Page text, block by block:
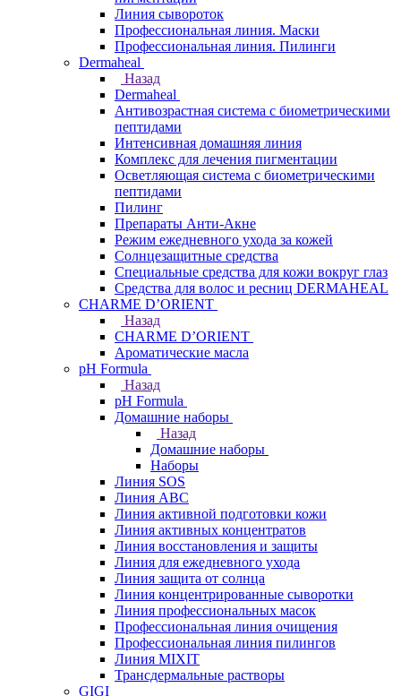
Линия сывороток
Профессиональная линия. Маски
Профессиональная линия. Пилинги
Dermaheal
Назад
Dermaheal
Антивозрастная система с биометрическими
пептидами
Интенсивная домашняя линия
Комплекс для лечения пигментации
Осветляющая система с биометрическими
пептидами
Пилинг
Препараты Анти-Акне
Режим ежедневного ухода за кожей
Солнцезащитные средства
Специальные средства для кожи вокруг глаз
Средства для волос и ресниц DERMAHEAL
CHARME D’ORIENT
Назад
CHARME D’ORIENT
Ароматические масла
pH Formula
Назад
pH Formula
Домашние наборы
Назад
Домашние наборы
Наборы
Линия SOS
Линия АВС
Линия активной подготовки кожи
Линия активных концентратов
Линия восстановления и защиты
Линия для ежедневного ухода
Линия защита от солнца
Линия концентрированные сыворотки
Линия профессиональных масок
Профессиональная линия очищения
Профессиональная линия пилингов
Линия MIXIT
Трансдермальные растворы
GIGI